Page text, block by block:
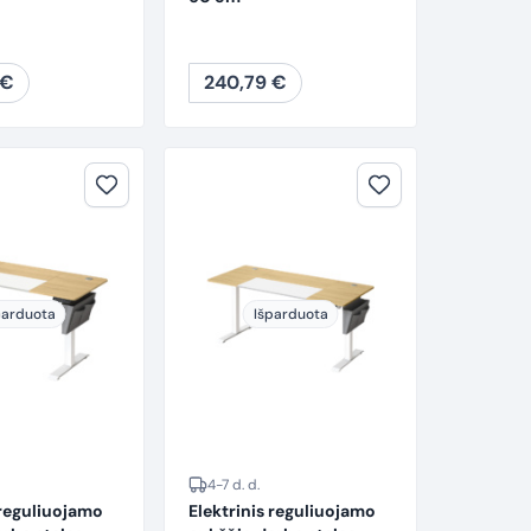
€ 240,79€
Išparduota
4-7 d. d.
Elektrinis reguliuojamo